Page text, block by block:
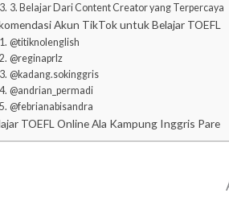
3. Belajar Dari Content Creator yang Terpercaya
Akun TikTok untuk Belajar TOEFL
@titiknolenglish
@reginaprlz
@kadang.sokinggris
@andrian_permadi
@febrianabisandra
TOEFL Online Ala Kampung Inggris Pare